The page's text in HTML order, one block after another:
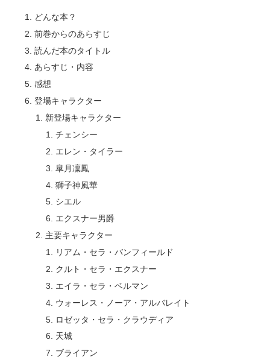
どんな本？
前巻からのあらすじ
読んだ本のタイトル
あらすじ・内容
感想
登場キャラクター
新登場キャラクター
チェンシー
エレン・タイラー
皐月凜鳳
獅子神風華
シエル
エクスナー男爵
主要キャラクター
リアム・セラ・バンフィールド
クルト・セラ・エクスナー
エイラ・セラ・ベルマン
ウォーレス・ノーア・アルバレイト
ロゼッタ・セラ・クラウディア
天城
ブライアン